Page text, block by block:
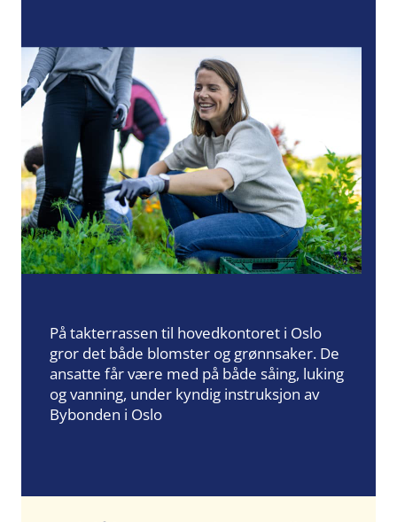
På takterrassen til hovedkontoret i Oslo
gror det både blomster og grønnsaker. De
ansatte får være med på både såing, luking
og vanning, under kyndig instruksjon av
Bybonden i Oslo